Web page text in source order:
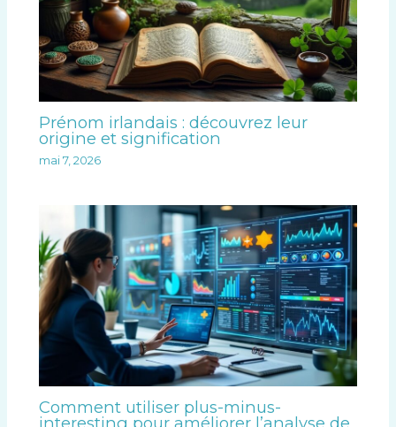
Prénom irlandais : découvrez leur
origine et signification
mai 7, 2026
Comment utiliser plus-minus-
interesting pour améliorer l’analyse de